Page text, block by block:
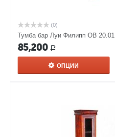
(0)
Тумба бар Луи Филипп ОВ 20.01
85,200 Р
ОПЦИИ